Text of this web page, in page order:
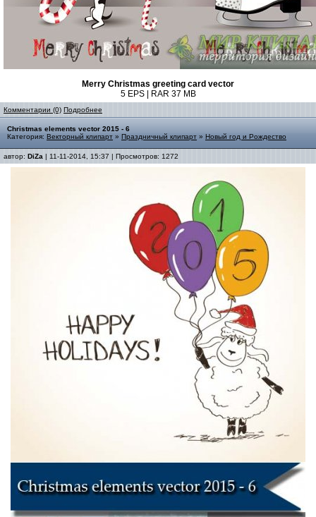
Merry Christmas greeting card vector
5 EPS | RAR 37 MB
Комментарии (0) Подробнее
Christmas elements vector 2015 - 6
Категория: Векторный клипарт » Праздничный клипарт » Новый год и Рождество
автор: DiZa | 11-11-2014, 15:37 | Просмотров: 1272